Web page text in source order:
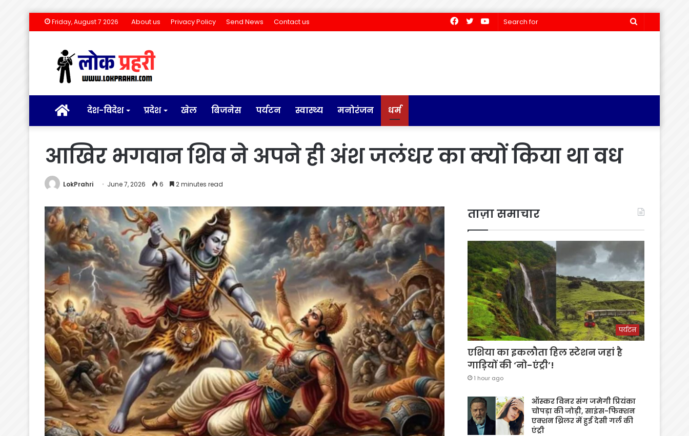
Friday, August 7 2026 About us Privacy Policy Send News Contact us
Search
YouTube
Twitter
Facebook
होम देश-विदेश प्रदेश खेल बिजनेस पर्यटन स्वास्थ्य मनोरंजन धर्म
आखिर भगवान शिव ने अपने ही अंश जलंधर का क्यों किया था वध
LokPrahri June 7, 2026 6 2 minutes read
ताज़ा समाचार
पर्यटन
एशिया का इकलौता हिल स्टेशन जहां है
गाड़ियों की ‘नो-एंट्री’!
1 hour ago
ऑस्कर विनर संग जमेगी प्रियंका
चोपड़ा की जोड़ी, साइंस-फिक्शन
एक्शन थ्रिलर में हुई देसी गर्ल की
एंट्री